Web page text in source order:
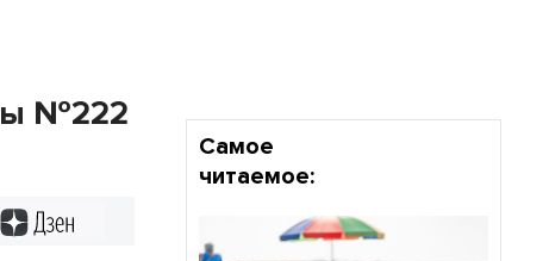
№222
Самое
читаемое: